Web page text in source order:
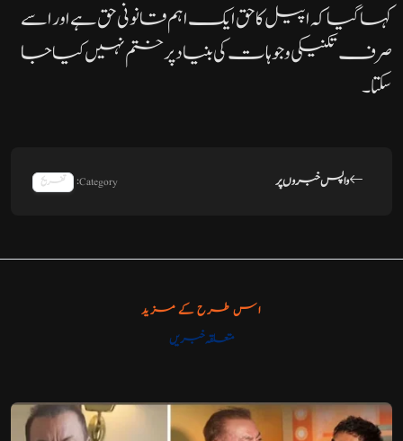
کہا گیا کہ اپیل کا حق ایک اہم قانونی حق ہے اور اسے
صرف تکنیکی وجوہات کی بنیاد پر ختم نہیں کیا جا
سکتا۔
واپس خبروں پر Category: تفریح
اس طرح کے مزید
متعلقہ خبریں